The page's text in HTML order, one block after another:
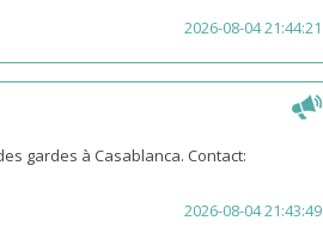
2026-08-04 21:44:21
gardes à Casablanca. Contact:
2026-08-04 21:43:49